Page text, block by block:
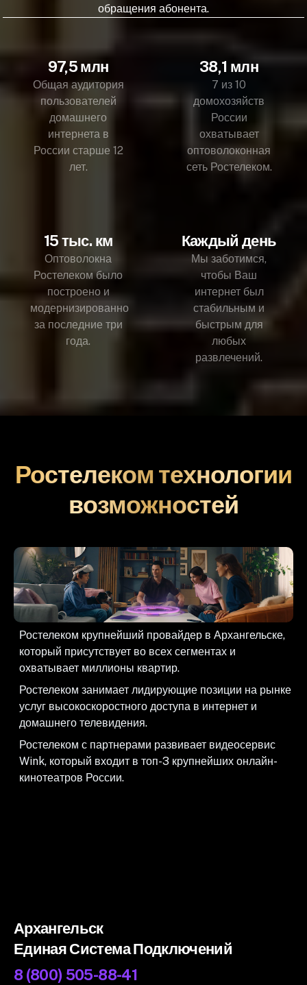
обращения абонента.
97,5 млн
Общая аудитория
пользователей
домашнего
интернета в
России старше 12
лет.
38,1 млн
7 из 10
домохозяйств
России
охватывает
оптоволоконная
сеть Ростелеком.
15 тыс. км
Оптоволокна
Ростелеком было
построено и
модернизированно
за последние три
года.
Каждый день
Мы заботимся,
чтобы Ваш
интернет был
стабильным и
быстрым для
любых
развлечений.
Ростелеком технологии
возможностей
Ростелеком крупнейший провайдер в Архангельске,
который присутствует во всех сегментах и
охватывает миллионы квартир.
Ростелеком занимает лидирующие позиции на рынке
услуг высокоскоростного доступа в интернет и
домашнего телевидения.
Ростелеком с партнерами развивает видеосервис
Wink, который входит в топ-3 крупнейших онлайн-
кинотеатров России.
Архангельск
Единая Система Подключений
8 (800) 505-88-41